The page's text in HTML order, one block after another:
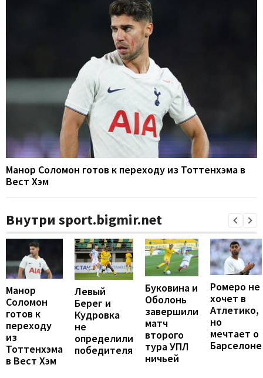
Манор Соломон готов к переходу из Тоттенхэма в
Вест Хэм
Внутри sport.bigmir.net
Манор
Соломон
готов к
переходу
из
Тоттенхэма
в Вест Хэм
Левый
Берег и
Кудровка
не
определили
победителя
Буковина и
Оболонь
завершили
матч
второго
тура УПЛ
ничьей
Ромеро не
хочет в
Атлетико,
но
мечтает о
Барселоне